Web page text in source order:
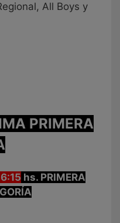
All Boys y
PRIMERA
hs. PRIMERA